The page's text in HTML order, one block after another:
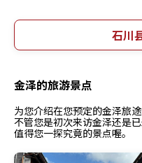
石川
金泽的旅游景点
为您介绍在您预定的金泽旅
不管您是初次来访金泽还是
值得您一探究竟的景点喔。